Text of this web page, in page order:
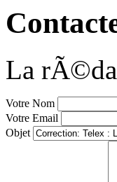
La
Votre Nom
Votre Email
Objet